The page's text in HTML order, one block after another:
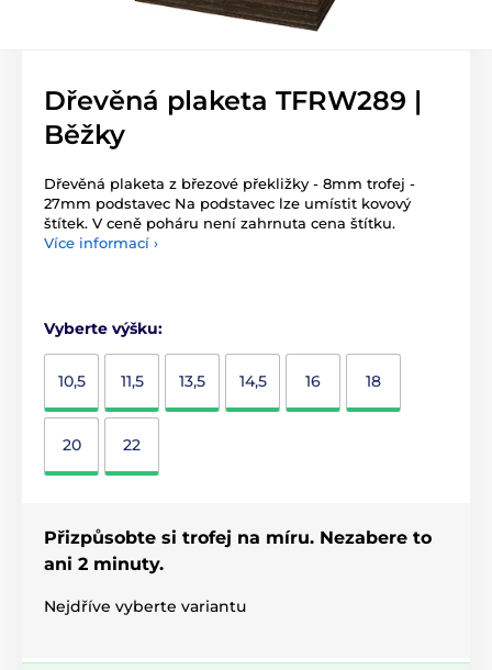
Dřevěná plaketa TFRW289 |
Běžky
Dřevěná plaketa z březové překližky - 8mm trofej -
27mm podstavec Na podstavec lze umístit kovový
štítek. V ceně poháru není zahrnuta cena štítku.
Více informací ›
Vyberte výšku:
10,5 11,5 13,5 14,5 16 18
20 22
Přizpůsobte si trofej na míru. Nezabere to
ani 2 minuty.
Nejdříve vyberte variantu